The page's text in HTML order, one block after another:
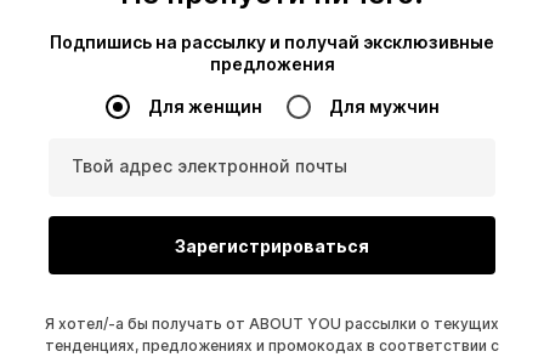
Подпишись на рассылку и получай эксклюзивные
предложения
Для женщин Для мужчин
Твой адрес электронной почты
Зарегистрироваться
Я хотел/-а бы получать от ABOUT YOU рассылки о текущих
тенденциях, предложениях и промокодах в соответствии с